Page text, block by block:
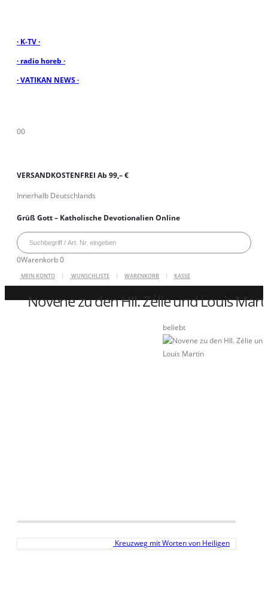
· K-TV ·
· radio horeb ·
· VATIKAN NEWS ·
00
VERSANDKOSTENFREI Ab 99,– €
Innerhalb Deutschlands
Grüß Gott – Katholische Devotionalien Online
0Warenkorb0
MEIN KONTO WUNSCHLISTE WARENKORB KASSE
Novene zu den Hll. Zélie und Louis
beliebt
Kreuzweg mit Worten von Heiligen